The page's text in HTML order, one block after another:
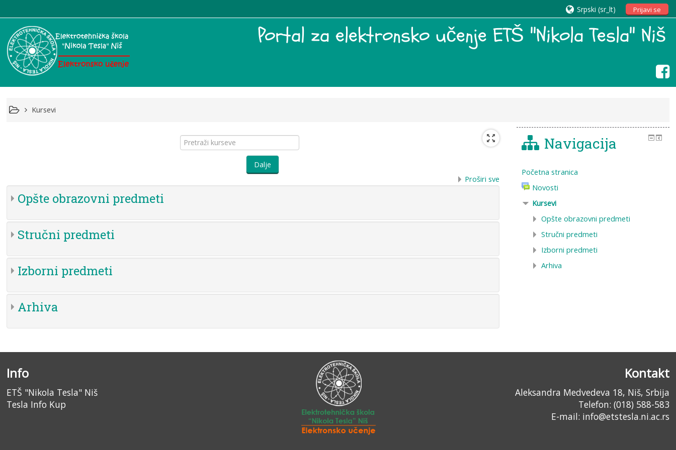
Prijavi se
Srpski ‎(sr_lt)‎
Portal za elektronsko učenje ETŠ "Nikola Tesla" Niš
Kursevi
Pretraži
kurseve
Dalje
Proširi sve
Opšte obrazovni predmeti
Stručni predmeti
Izborni predmeti
Arhiva
Navigacija
Početna stranica
Novosti
Kursevi
Opšte obrazovni predmeti
Stručni predmeti
Izborni predmeti
Arhiva
Info
ETŠ "Nikola Tesla" Niš
Tesla Info Kup
Kontakt
Aleksandra Medvedeva 18, Niš, Srbija
Telefon: (018) 588-583
E-mail: info@etstesla.ni.ac.rs